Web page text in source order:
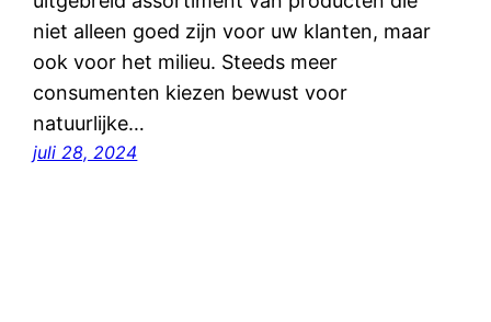
niet alleen goed zijn voor uw klanten, maar
ook voor het milieu. Steeds meer
consumenten kiezen bewust voor
natuurlijke…
juli 28, 2024